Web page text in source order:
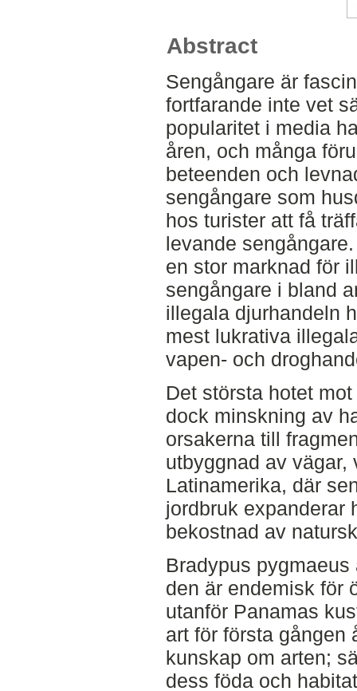
Abstract
Sengångare är
fortfarande inte vet
popularitet i media
åren, och många
beteenden och
sengångare som
hos turister att få
levande
en stor marknad för
sengångare i bland
illegala djurhandeln
mest lukrativa
vapen- och
Det största hotet
dock minskning av
orsakerna till
utbyggnad av
Latinamerika, där
jordbruk expanderar
bekostnad av
Bradypus
den är endemisk för
utanför Panamas
art för första gången
kunskap om arten;
dess föda och